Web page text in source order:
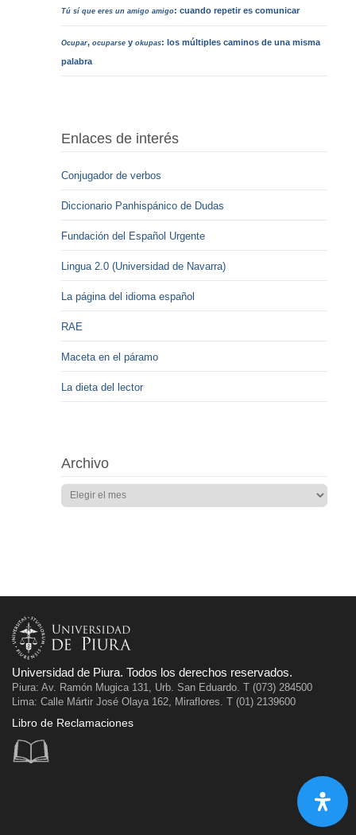
Tú sí que eres un amigo amigo: cuando repetir es comunicar
Ocupar,ocuparse yokupas: los múltiples caminos de una misma
palabra
Enlaces de interés
Conjugador de verbos
Diccionario Panhispánico de Dudas
Fundación del Español Urgente
Lingua 2.0 (Universidad de Navarra)
La página del idioma español
RAE
Maceta en el páramo
La dieta del lector
Archivo
Universidad de Piura. Todos los derechos reservados.
Piura: Av. Ramón Mugica 131, Urb. San Eduardo. T (073) 284500
Lima: Calle Mártir José Olaya 162, Miraflores. T (01) 2139600
Libro de Reclamaciones